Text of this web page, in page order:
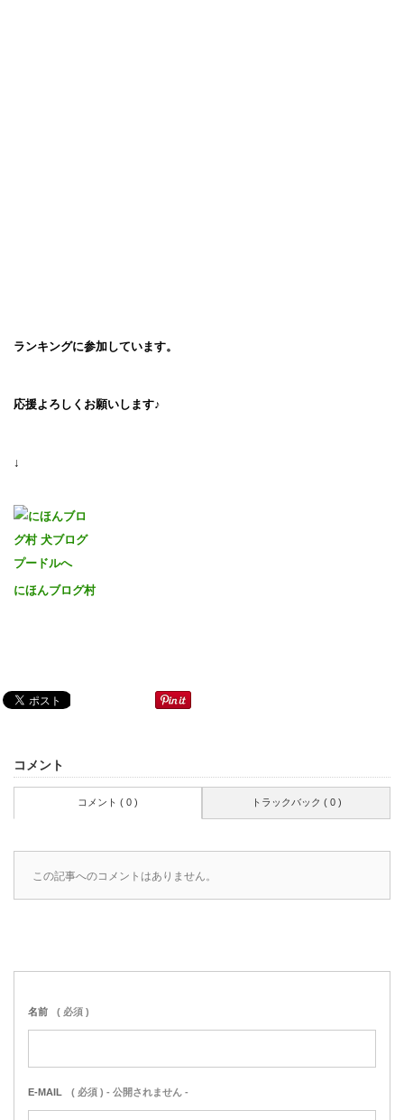
ランキングに参加しています。
応援よろしくお願いします♪
↓
にほんブログ村
コメント
コメント ( 0 ) トラックバック ( 0 )
この記事へのコメントはありません。
名前 ( 必須 )
E-MAIL ( 必須 ) - 公開されません -